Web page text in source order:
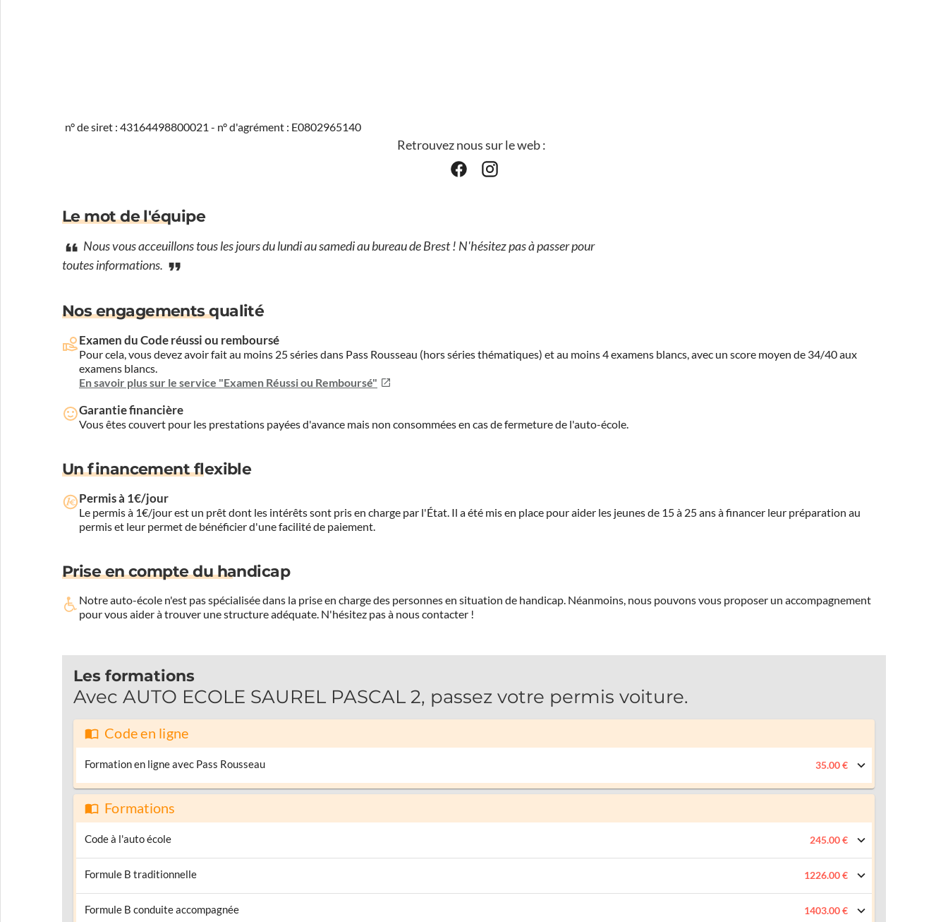
n° de siret : 43164498800021 - n° d'agrément : E0802965140
Retrouvez nous sur le web :
Le mot de l'équipe
Nous vous acceuillons tous les jours du lundi au samedi au bureau de Brest ! N'hésitez pas à passer pour
toutes informations.
Nos engagements qualité
Examen du Code réussi ou remboursé
Pour cela, vous devez avoir fait au moins 25 séries dans Pass Rousseau (hors séries thématiques) et au moins 4 examens blancs, avec un score moyen de 34/40 aux
examens blancs.
En savoir plus sur le service "Examen Réussi ou Remboursé"
Garantie financière
Vous êtes couvert pour les prestations payées d'avance mais non consommées en cas de fermeture de l'auto-école.
Un financement flexible
Permis à 1€/jour
Le permis à 1€/jour est un prêt dont les intérêts sont pris en charge par l'État. Il a été mis en place pour aider les jeunes de 15 à 25 ans à financer leur préparation au
permis et leur permet de bénéficier d'une facilité de paiement.
Prise en compte du handicap
Notre auto-école n'est pas spécialisée dans la prise en charge des personnes en situation de handicap. Néanmoins, nous pouvons vous proposer un accompagnement
pour vous aider à trouver une structure adéquate. N'hésitez pas à nous contacter !
Les formations
Avec AUTO ECOLE SAUREL PASCAL 2, passez votre permis voiture.
Code en ligne
Formation en ligne avec Pass Rousseau 35.00 €
Formations
Code à l'auto école 245.00 €
Formule B traditionnelle 1226.00 €
Formule B conduite accompagnée 1403.00 €